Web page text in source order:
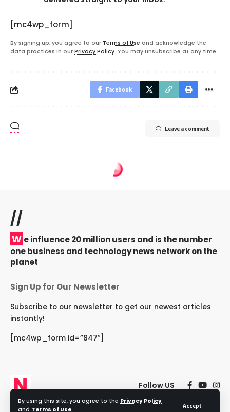
By using this site, you agree to the Privacy Policy
and Terms of Use.
Accept
[mc4wp_form]
By signing up, you agree to our Terms of Use and acknowledge the
data practices in our Privacy Policy. You may unsubscribe at any time.
Facebook
Leave a comment
//
W e influence 20 million users and is the number
one business and technology news network on the
planet
Sign Up for Our Newsletter
Subscribe to our newsletter to get our newest articles
instantly!
[mc4wp_form id=”847″]
Follow US